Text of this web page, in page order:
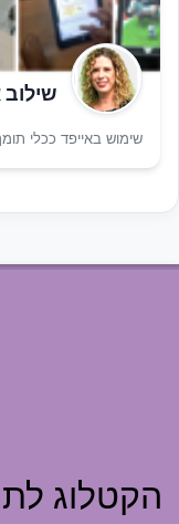
שימוש באייפד ככלי
הקטלוג